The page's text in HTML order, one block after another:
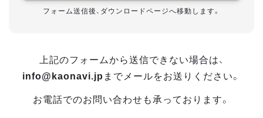
フォーム送信後、ダウンロードページへ移動します。
上記のフォームから送信できない場合は、
info@kaonavi.jp までメールをお送りください。
お電話でのお問い合わせも承っております。